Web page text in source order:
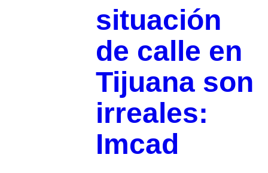
situación
de calle en
Tijuana son
irreales:
Imcad